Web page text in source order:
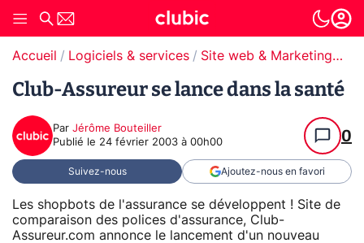
Accueil Logiciels & services Site web & Marketing Digital
Club-Assureur se lance dans la santé
Par Jérôme Bouteiller
Publié le 24 février 2003 à 00h00 0
Suivez-nous Ajoutez-nous en favori
Les shopbots de l'assurance se développent ! Site de
comparaison des polices d'assurance, Club-
Assureur.com annonce le lancement d'un nouveau